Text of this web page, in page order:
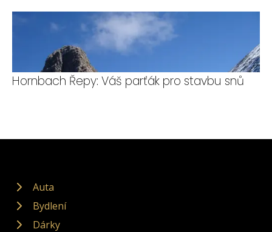
Hornbach Řepy: Váš parťák pro stavbu snů
Auta
Bydlení
Dárky